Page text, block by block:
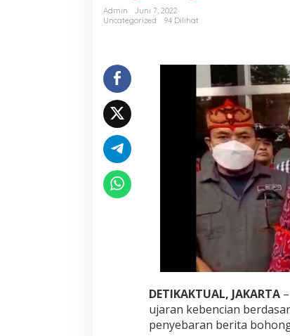
Admin
Juni 7, 2022
Uncategorized
94 Dilihat
DETIKAKTUAL, JAKARTA–
ujaran kebencian
penyebaran berita